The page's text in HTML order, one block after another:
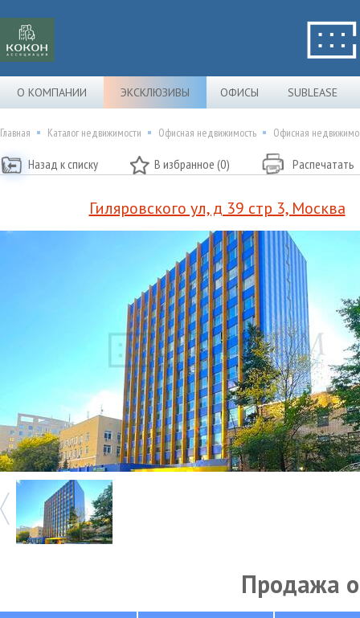
О КОМПАНИИ ЭКСКЛЮЗИВЫ ОФИСЫ SUBLEASE
Главная Каталог недвижимости Офисная недвижимость Офисная
Назад к списку В избранное (0) Распечатать
Гиляровского ул, д 39 стр 3, Москва
Продажа